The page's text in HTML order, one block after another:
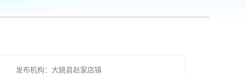
发布机构：大姚县赵家店镇